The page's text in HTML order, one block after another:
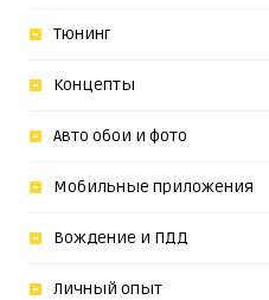
Тюнинг
Концепты
Авто обои и фото
Мобильные приложения
Вождение и ПДД
Личный опыт